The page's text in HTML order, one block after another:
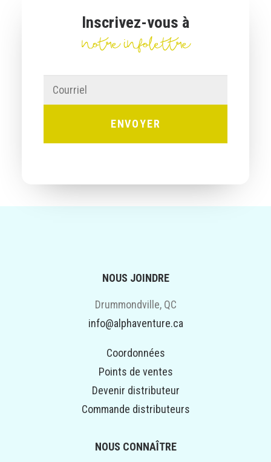
Inscrivez-vous à
notre infolettre
NOUS JOINDRE
Drummondville, QC
info@alphaventure.ca
Coordonnées
Points de ventes
Devenir distributeur
Commande distributeurs
NOUS CONNAÎTRE